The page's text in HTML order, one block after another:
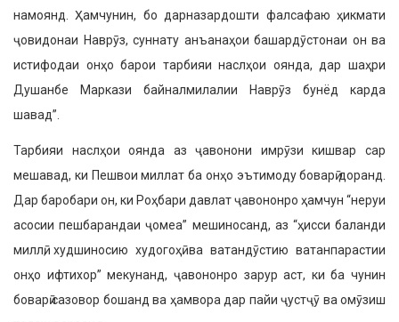
намоянд. Ҳамчунин, бо дарназардошти фалсафаю ҳикмати
ҷовидонаи Наврӯз, суннату анъанаҳои башардӯстонаи он ва
истифодаи онҳо барои тарбияи наслҳои оянда, дар шаҳри
Душанбе Маркази байналмилалии Наврӯз бунёд карда
шавад”.
Тарбияи наслҳои оянда аз ҷавонони имрӯзи кишвар сар
мешавад, ки Пешвои миллат ба онҳо эътимоду боварӣ доранд.
Дар баробари он, ки Роҳбари давлат ҷавононро ҳамчун “неруи
асосии пешбарандаи ҷомеа” мешиносанд, аз “ҳисси баланди
миллӣ, худшиносию худогоҳӣ ва ватандӯстию ватанпарастии
онҳо ифтихор” мекунанд, ҷавононро зарур аст, ки ба чунин
боварӣ сазовор бошанд ва ҳамвора дар пайи ҷустҷӯ ва омӯзиш